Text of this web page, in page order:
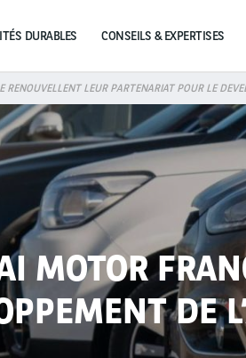
DURABLES CONSEILS & EXPERTISES
LEUR PARTENARIAT POUR LE
MOTOR
DE